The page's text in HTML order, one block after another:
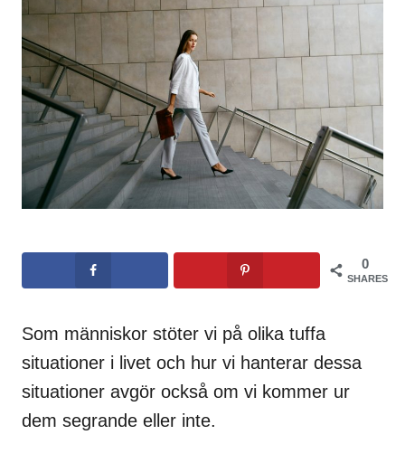
0
SHARES
Som människor stöter vi på olika tuffa
situationer i livet och hur vi hanterar dessa
situationer avgör också om vi kommer ur
dem segrande eller inte.